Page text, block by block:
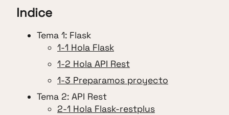
Indice
Tema 1: Flask
1-1 Hola Flask
1-2 Hola API Rest
1-3 Preparamos proyecto
Tema 2: API Rest
2-1 Hola Flask-restplus